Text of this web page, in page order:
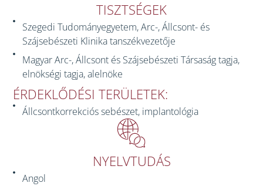
TISZTSÉGEK
Szegedi Tudományegyetem, Arc-, Állcsont- és
Szájsebészeti Klinika tanszékvezetője
Magyar Arc-, Állcsont és Szájsebészeti Társaság tagja,
elnökségi tagja, alelnöke
ÉRDEKLŐDÉSI TERÜLETEK:
Állcsontkorrekciós sebészet, implantológia
NYELVTUDÁS
Angol